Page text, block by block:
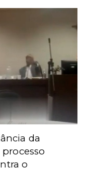
da
o